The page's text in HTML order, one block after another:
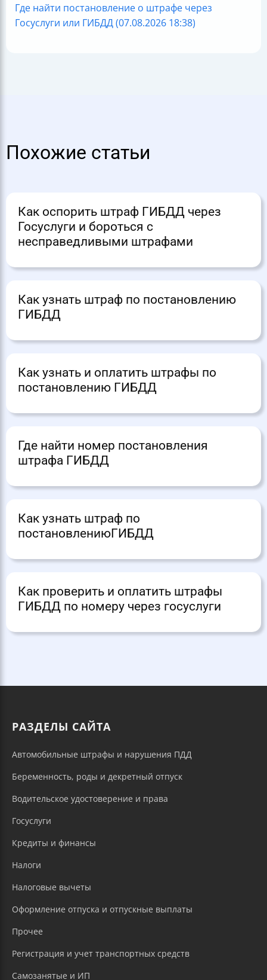
Где найти постановление о штрафе через
Госуслуги или ГИБДД (07.08.2026 18:38)
Похожие статьи
Как оспорить штраф ГИБДД через
Госуслуги и бороться с
несправедливыми штрафами
Как узнать штраф по постановлению
ГИБДД
Как узнать и оплатить штрафы по
постановлению ГИБДД
Где найти номер постановления
штрафа ГИБДД
Как узнать штраф по
постановлениюГИБДД
Как проверить и оплатить штрафы
ГИБДД по номеру через госуслуги
РАЗДЕЛЫ САЙТА
Автомобильные штрафы и нарушения ПДД
Беременность, роды и декретный отпуск
Водительское удостоверение и права
Госуслуги
Кредиты и финансы
Налоги
Налоговые вычеты
Оформление отпуска и отпускные выплаты
Прочее
Регистрация и учет транспортных средств
Самозанятые и ИП